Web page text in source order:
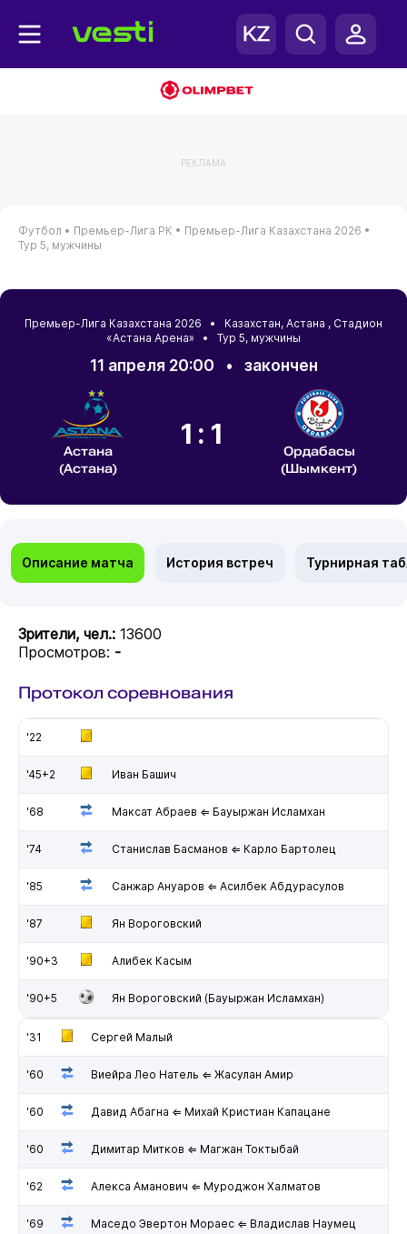
РЕКЛАМА
Футбол • Премьер-Лига РК • Премьер-Лига Казахстана 2026 •
Тур 5, мужчины
Премьер-Лига Казахстана 2026 • Казахстан, Астана , Стадион
«Астана Арена» • Тур 5, мужчины
11 апреля 20:00 • закончен
Астана
(Астана)
1:1
Ордабасы
(Шымкент)
Описание матча История встреч Турнирная
Зрители, чел.: 13600
Просмотров: -
Протокол соревнования
'22
'45+2 Иван Башич
'68 Максат Абраев ⇐ Бауыржан Исламхан
'74 Станислав Басманов ⇐ Карло Бартолец
'85 Санжар Ануаров ⇐ Асилбек Абдурасулов
'87 Ян Вороговский
'90+3 Алибек Касым
'90+5 Ян Вороговский (Бауыржан Исламхан)
'31 Сергей Малый
'60 Виейра Лео Натель ⇐ Жасулан Амир
'60 Давид Абагна ⇐ Михай Кристиан Капацане
'60 Димитар Митков ⇐ Магжан Токтыбай
'62 Алекса Аманович ⇐ Муроджон Халматов
'69 Маседо Эвертон Мораес ⇐ Владислав Наумец